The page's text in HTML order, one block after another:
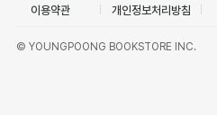
이용약관 개인정보처리방침
© YOUNGPOONG BOOKSTORE INC.